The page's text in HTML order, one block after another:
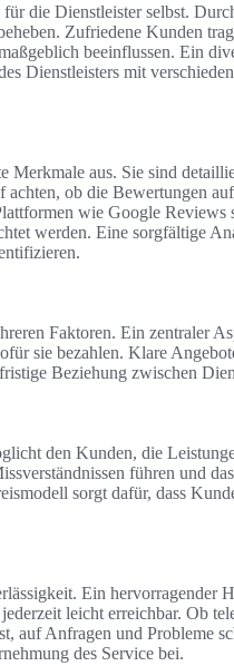
die Dienstleister selbst.
Zufriedene Kunden
beeinflussen. Ein
Dienstleisters mit
Merkmale aus. Sie sind
ob die Bewertungen
wie Google
werden. Eine sorgfältige
Faktoren. Ein zentraler
sie bezahlen. Klare
Beziehung zwischen
den Kunden, die
führen und
sorgt dafür, dass
Ein hervorragender
leicht erreichbar. Ob
auf Anfragen und Probleme
des Service bei.